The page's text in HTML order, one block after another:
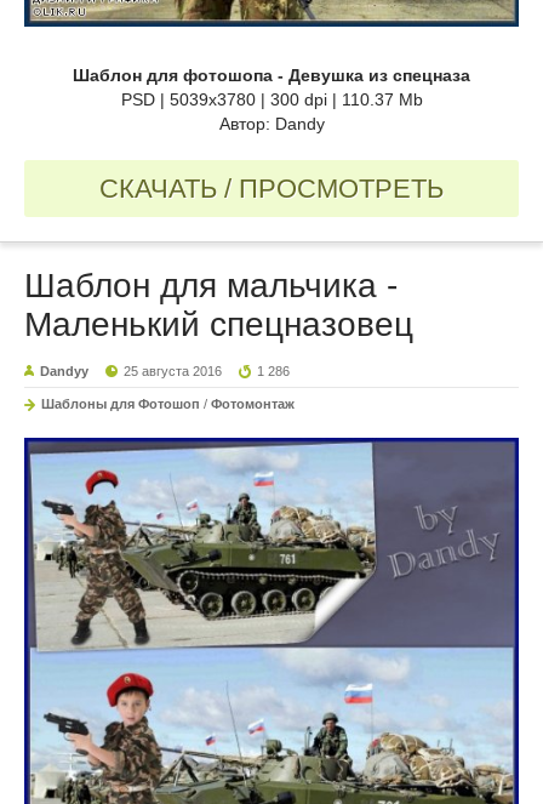
Шаблон для фотошопа - Девушка из спецназа
PSD | 5039x3780 | 300 dpi | 110.37 Mb
Автор: Dandy
СКАЧАТЬ / ПРОСМОТРЕТЬ
Шаблон для мальчика -
Маленький спецназовец
Dandyy 25 августа 2016 1 286
Шаблоны для Фотошоп / Фотомонтаж